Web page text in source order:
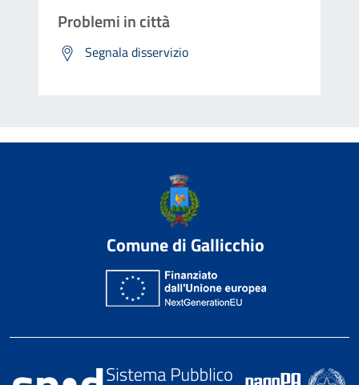
Problemi in città
Segnala disservizio
Comune di Gallicchio